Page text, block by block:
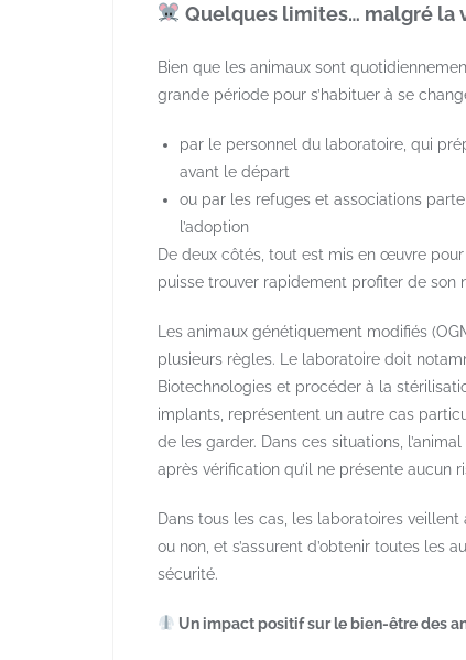
Quelques limites… malgré
Bien que les animaux sont
grande période pour s’habituer à se
par le personnel du laboratoire, qui
avant le départ
ou par les refuges et associations
l’adoption
De deux côtés, tout est mis en œuvre pour
puisse trouver rapidement profiter de son
Les animaux génétiquement modifiés
plusieurs règles. Le laboratoire doit
Biotechnologies et procéder à la
implants, représentent un autre cas
de les garder. Dans ces situations,
après vérification qu’il ne présente aucun
Dans tous les cas, les laboratoires
ou non, et s’assurent d’obtenir toutes les
sécurité.
Un impact positif sur le bien-être des